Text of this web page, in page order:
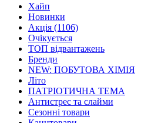
Хайп
Новинки
Акція (1106)
Очікується
ТОП відвантажень
Бренди
NEW: ПОБУТОВА ХІМІЯ
Літо
ПАТРІОТИЧНА ТЕМА
Антистрес та слайми
Сезонні товари